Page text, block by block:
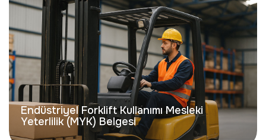
Endüstriyel Forklift Kullanımı Mesleki
Yeterlilik (MYK) Belgesi